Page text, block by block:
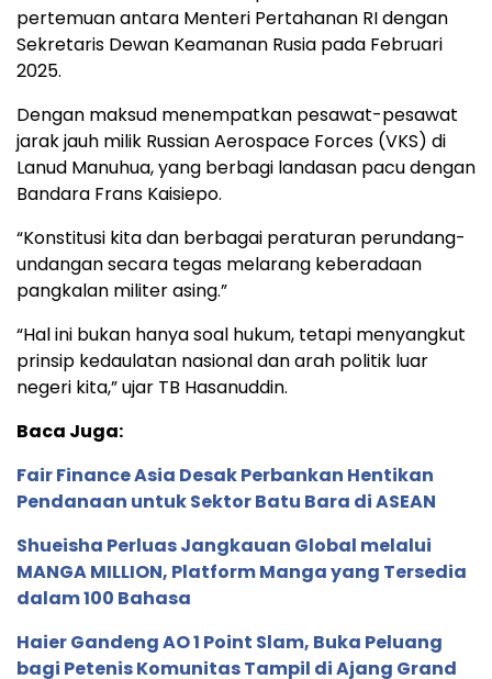
pertemuan antara Menteri Pertahanan RI dengan
Sekretaris Dewan Keamanan Rusia pada Februari
2025.
Dengan maksud menempatkan pesawat-pesawat
jarak jauh milik Russian Aerospace Forces (VKS) di
Lanud Manuhua, yang berbagi landasan pacu dengan
Bandara Frans Kaisiepo.
“Konstitusi kita dan berbagai peraturan perundang-
undangan secara tegas melarang keberadaan
pangkalan militer asing.”
“Hal ini bukan hanya soal hukum, tetapi menyangkut
prinsip kedaulatan nasional dan arah politik luar
negeri kita,” ujar TB Hasanuddin.
Baca Juga:
Fair Finance Asia Desak Perbankan Hentikan
Pendanaan untuk Sektor Batu Bara di ASEAN
Shueisha Perluas Jangkauan Global melalui
MANGA MILLION, Platform Manga yang Tersedia
dalam 100 Bahasa
Haier Gandeng AO 1 Point Slam, Buka Peluang
bagi Petenis Komunitas Tampil di Ajang Grand